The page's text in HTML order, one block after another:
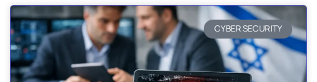
CYBER SECURITY